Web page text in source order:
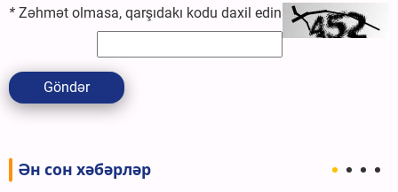
* Zəhmət olmasa, qarşıdakı kodu daxil edin
Göndər
Ән сон хәбәрләр